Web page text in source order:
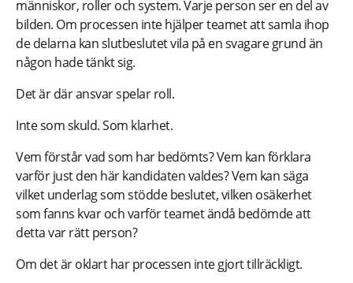
människor, roller och system. Varje person ser en del av
bilden. Om processen inte hjälper teamet att samla ihop
de delarna kan slutbeslutet vila på en svagare grund än
någon hade tänkt sig.
Det är där ansvar spelar roll.
Inte som skuld. Som klarhet.
Vem förstår vad som har bedömts? Vem kan förklara
varför just den här kandidaten valdes? Vem kan säga
vilket underlag som stödde beslutet, vilken osäkerhet
som fanns kvar och varför teamet ändå bedömde att
detta var rätt person?
Om det är oklart har processen inte gjort tillräckligt.